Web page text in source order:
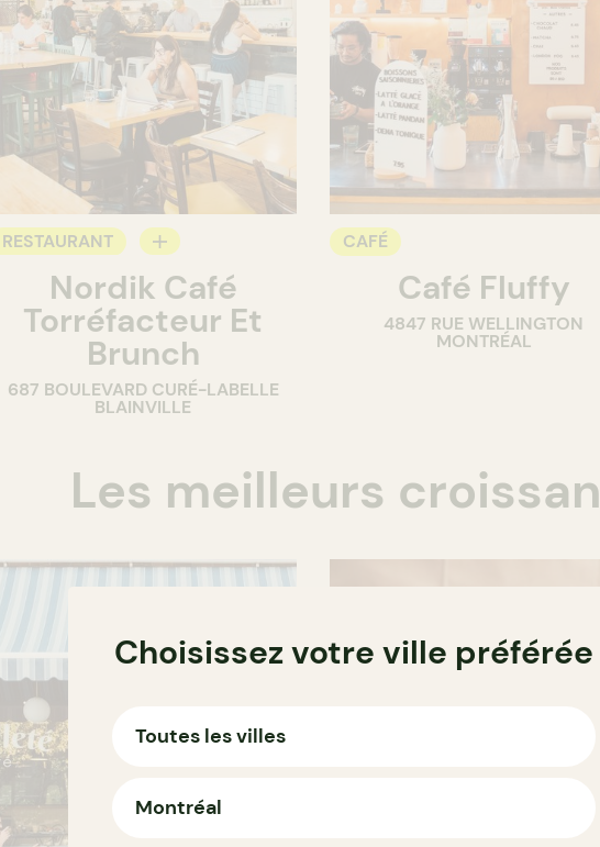
RESTAURANT
Nordik Café
Torréfacteur Et
Brunch
687 BOULEVARD CURÉ-LABELLE
BLAINVILLE
CAFÉ
Café Fluffy
4847 RUE WELLINGTON
MONTRÉAL
Les meilleurs
Choisissez votre ville préférée
Toutes les villes
Montréal